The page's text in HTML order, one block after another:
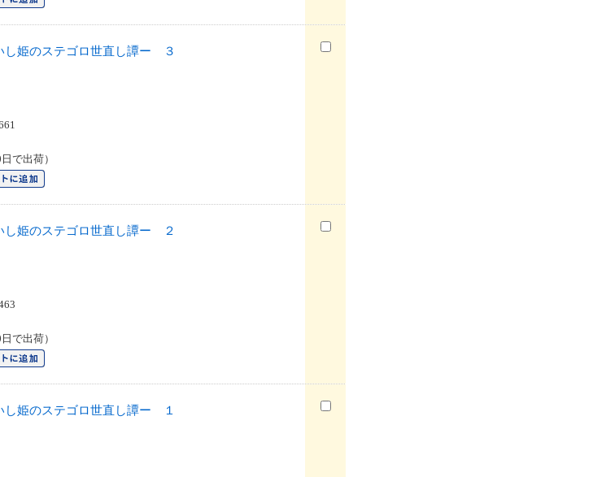
姫のステゴロ世直し譚ー ３
で出荷）
姫のステゴロ世直し譚ー ２
で出荷）
姫のステゴロ世直し譚ー １